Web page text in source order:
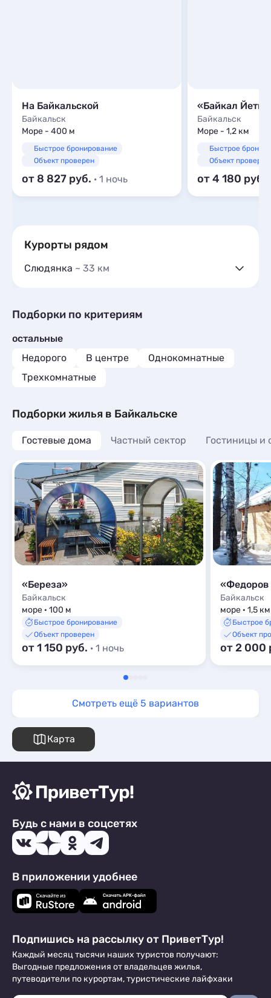
На Байкальской
Байкальск
Море - 400 м
Быстрое бронирование
Объект проверен
от 8 827 · 1 ночь
«Байкал Йети»
Байкальск
Море - 1,2 км
Быстрое
Объект проверен
от 4 180
Курорты рядом
Слюдянка ~ 33 км
Гостиницы и отели 2
Квартиры посуточно
Подборки по критериям
остальные
Недорого
В центре
Однокомнатные
Трехкомнатные
Подборки жилья в Байкальске
Гостевые дома Частный сектор Гостиницы и
«Береза»
Байкальск
море · 100 м
Быстрое бронирование
Объект проверен
от 1 150 руб. · 1 ночь
«Федоров
Байкальск
море · 1,5 км
Быстрое
Объект
от 2 000
Смотреть ещё 5 вариантов
Карта
Будь с нами в соцсетях
В приложении удобнее
Подпишись на рассылку от ПриветТур!
Каждый месяц тысячи наших туристов получают:
Выгодные предложения от владельцев жилья,
путеводители по курортам, туристические лайфхаки